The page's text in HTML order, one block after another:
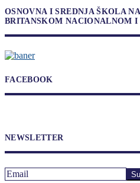
OSNOVNA I SREDNJA ŠKOLA
BRITANSKOM NACIONALNOM
FACEBOOK
NEWSLETTER